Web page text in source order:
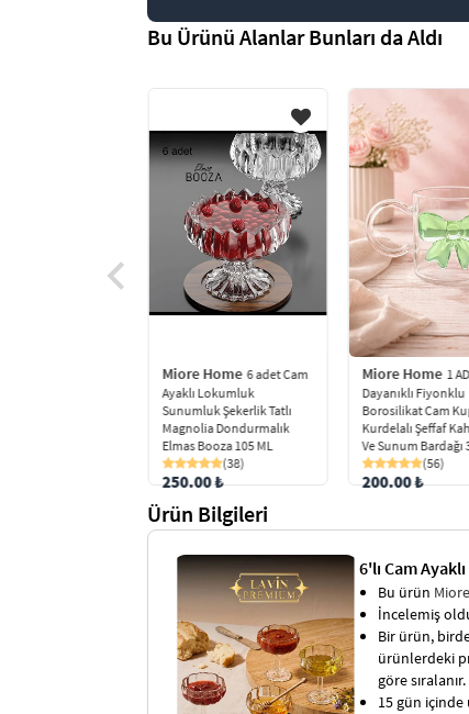
Bu Ürünü Alanlar Bunları da Aldı
Miore Home 6 adet Cam
Ayaklı Lokumluk
Sunumluk Şekerlik Tatlı
Magnolia Dondurmalık
Elmas Booza 105 ML
(38)
250.00 ₺
Miore Home 1
Dayanıklı Fiyonklu
Borosilikat Cam
Kurdelalı Şeffaf
Ve Sunum Bardağı
(56)
200.00 ₺
Ürün Bilgileri
6'lı Cam
Bu ürün
İncelemiş
Bir ürün,
ürünlerdeki
göre sıralanır.
15 gün içinde